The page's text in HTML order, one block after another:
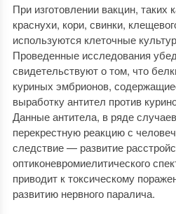
При изготовлении вакцин, таких
краснухи, кори, свинки,
используются клеточные
Проведенные исследования
свидетельствуют о том, что
куриных эмбрионов,
выработку антител против
Данные антитела, в ряде
перекрестную реакцию с
следствие — развитие
оптиконевромиелитического
приводит к токсическому
развитию нервного паралича.